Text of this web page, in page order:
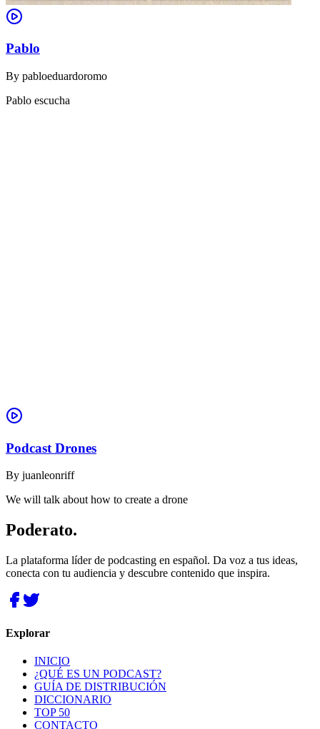
Pablo
By pabloeduardoromo
Pablo escucha
Podcast Drones
By juanleonriff
We will talk about how to create a drone
Poderato.
La plataforma líder de podcasting en español. Da voz a tus ideas,
conecta con tu audiencia y descubre contenido que inspira.
Explorar
INICIO
¿QUÉ ES UN PODCAST?
GUÍA DE DISTRIBUCIÓN
DICCIONARIO
TOP 50
CONTACTO